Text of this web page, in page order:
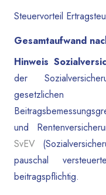
Steuervorteil
Gesamtaufwand
Hinweis
der
und
SvEV
pauschal
beitragspflichtig.